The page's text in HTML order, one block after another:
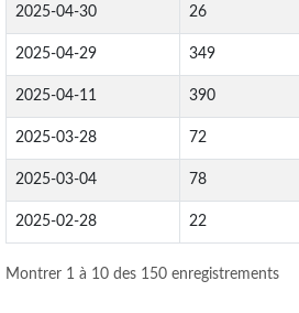
2025-04-30 26
2025-04-29 349
2025-04-11 390
2025-03-28 72
2025-03-04 78
2025-02-28 22
Montrer 1 à 10 des 150 enregistrements